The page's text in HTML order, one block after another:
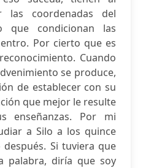
las coordenadas del
que condicionan las
Por cierto que es
Cuando
se produce,
de establecer con su
que mejor le resulte
enseñanzas. Por mi
a Silo a los quince
Si tuviera que
palabra, diría que soy